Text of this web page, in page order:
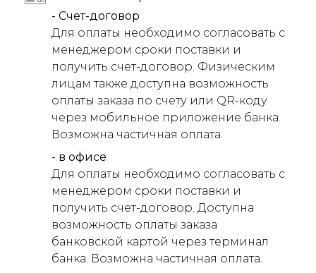
- Счет-договор
Для оплаты необходимо согласовать с
менеджером сроки поставки и
получить счет-договор. Физическим
лицам также доступна возможность
оплаты заказа по счету или QR-коду
через мобильное приложение банка.
Возможна частичная оплата.
- в офисе
Для оплаты необходимо согласовать с
менеджером сроки поставки и
получить счет-договор. Доступна
возможность оплаты заказа
банковской картой через терминал
банка. Возможна частичная оплата.